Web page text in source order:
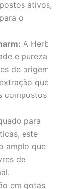
ativos,
o
A Herb
e pureza,
de origem
que
compostos
para
este
amplo que
de
em gotas